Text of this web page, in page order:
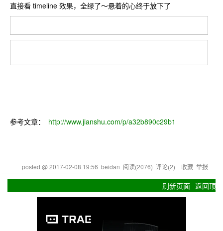
直接看 timeline 效果，全绿了～悬着的心终于放下了
参考文章： http://www.jianshu.com/p/a32b890c29b1
posted @2017-02-08 19:56 beidan 阅读(2076) 评论(2) 收藏 举报
刷新页面 返回顶部